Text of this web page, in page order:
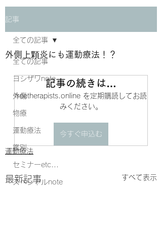
記事
全ての記事
ヨシザワnote
外傷
物療
運動療法
鑑別
セミナーetc...
スペシャルnote
全ての記事
外側上顆炎にも運動療法！？
記事の続きは…
freetherapists.online を定期購読してお読
みください。
今すぐ申込む
運動療法
最新記事 すべて表示